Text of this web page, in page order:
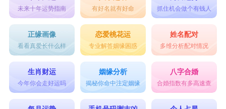
水瓶座：不想听你解释
水瓶男对待感情的态度很鲜明，如果他真的爱
你，就会跟你进行很多沟通，无论精神上的还是其
他的，他明白这样才会让彼此更深入的了解。但是
如果水瓶男不再跟你多说话，甚至你多说一句他都
会觉得烦，那么你就要正视自己的感情了，看看你
未来十年运势指南 有好名就有好命 抓住机会做个有钱人
正缘画像
看看真爱长什么样
恋爱桃花运
专业解答姻缘困惑
姓名配对
多维分析配对情况
生肖财运
今年你会走好运吗
姻缘分析
揭秘你命中注定姻缘
八字合婚
合婚指数有多高速查